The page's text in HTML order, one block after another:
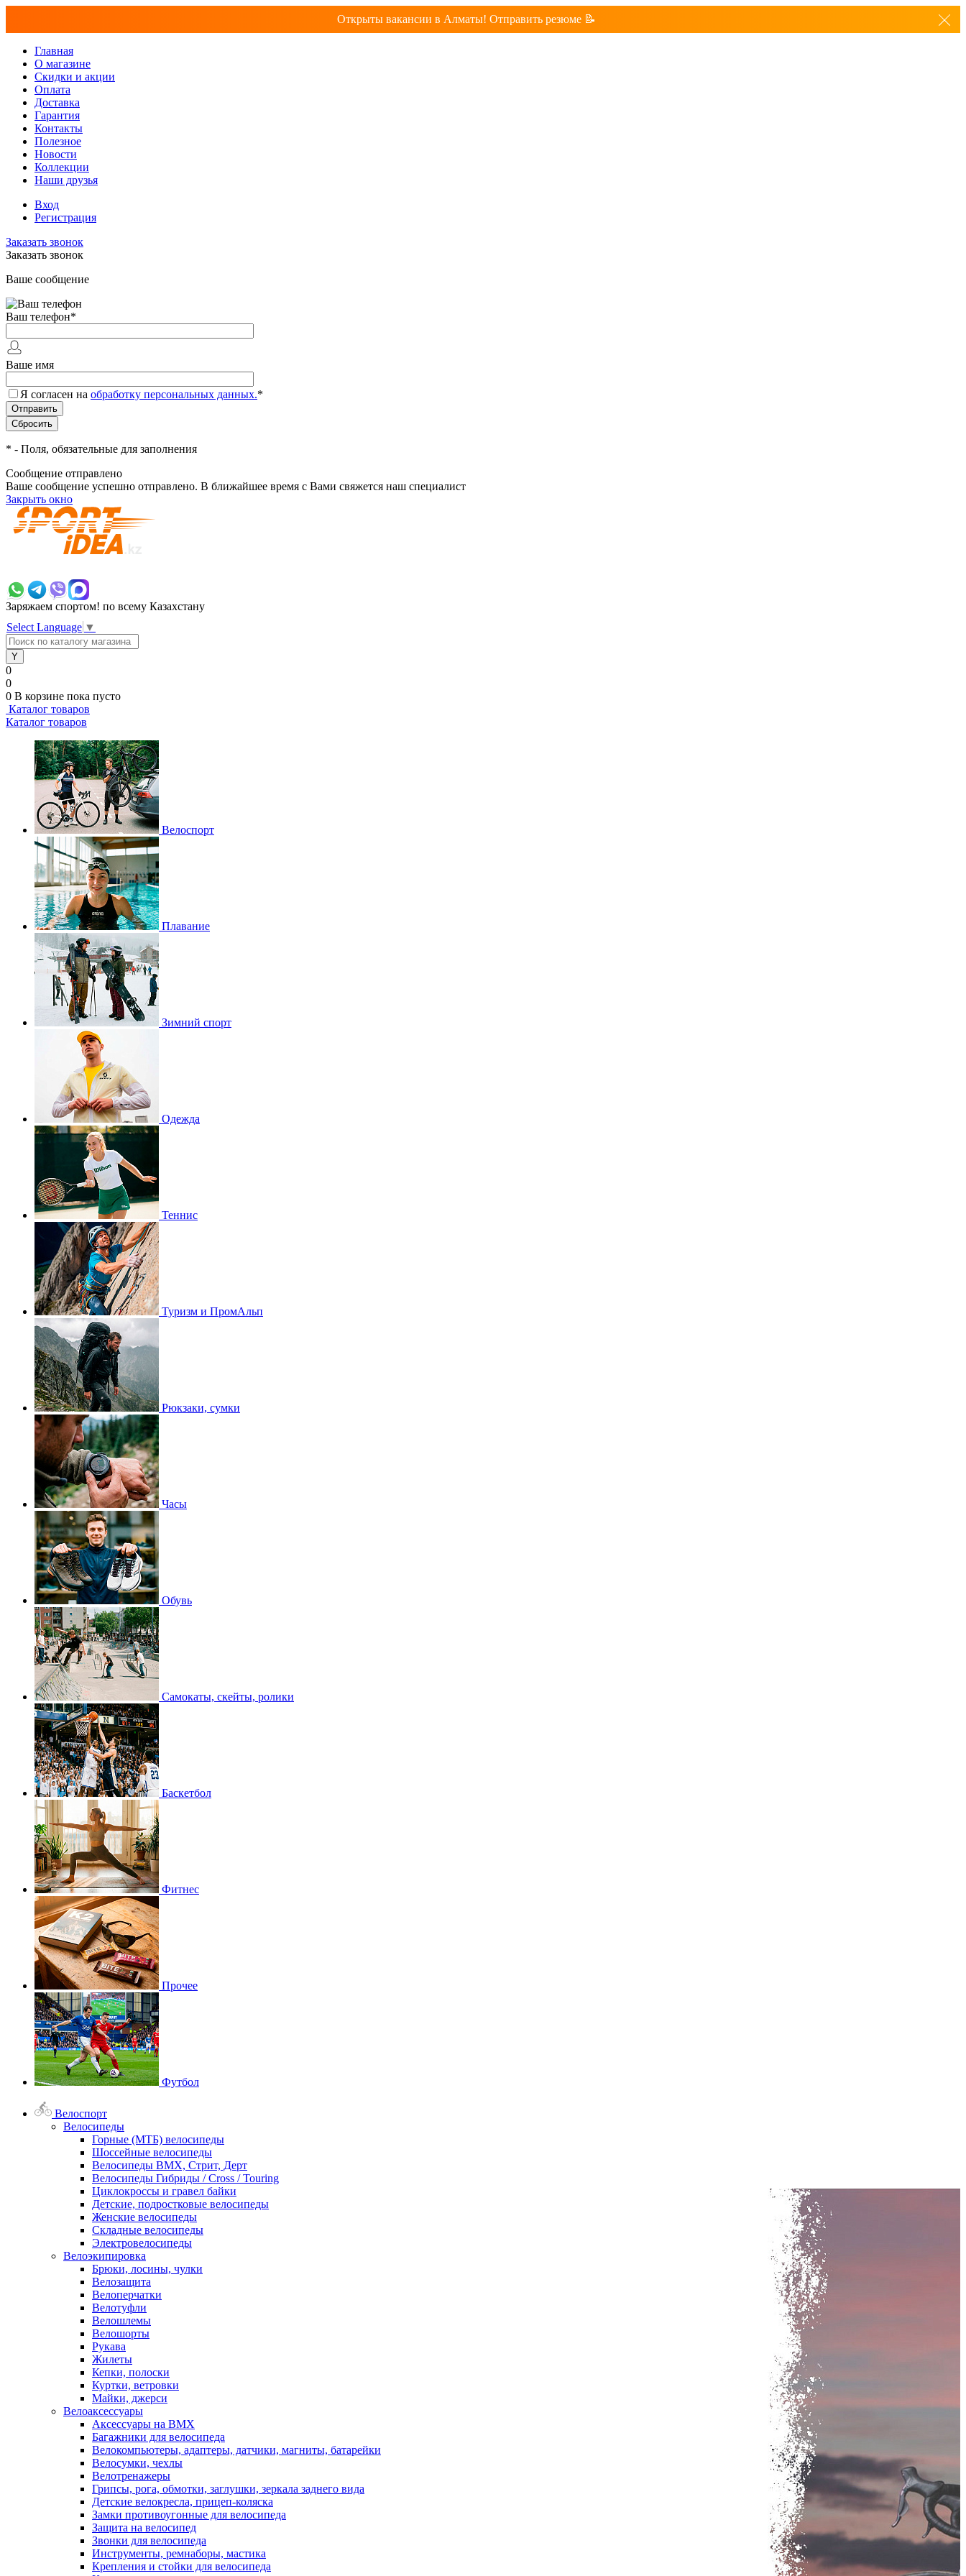
Открыты вакансии в Алматы! Отправить резюме 📝
Главная
О магазине
Скидки и акции
Оплата
Доставка
Гарантия
Контакты
Полезное
Новости
Коллекции
Наши друзья
Вход
Регистрация
Заказать звонок
Заказать звонок
Ваше сообщение
Ваш телефон*
Ваше имя
Я согласен на обработку персональных данных.*
* - Поля, обязательные для заполнения
Сообщение отправлено
Ваше сообщение успешно отправлено. В ближайшее время с Вами свяжется наш специалист
Закрыть окно
Заряжаем спортом! по всему Казахстану
Select Language ▼
0
0
0 В корзине пока пусто
Каталог товаров
Каталог товаров
Велоспорт
Плавание
Зимний спорт
Одежда
Теннис
Туризм и ПромАльп
Рюкзаки, сумки
Часы
Обувь
Самокаты, скейты, ролики
Баскетбол
Фитнес
Прочее
Футбол
Велоспорт
Велосипеды
Горные (МТБ) велосипеды
Шоссейные велосипеды
Велосипеды BMX, Стрит, Дерт
Велосипеды Гибриды / Cross / Touring
Циклокроссы и гравел байки
Детские, подростковые велосипеды
Женские велосипеды
Складные велосипеды
Электровелосипеды
Велоэкипировка
Брюки, лосины, чулки
Велозащита
Велоперчатки
Велотуфли
Велошлемы
Велошорты
Рукава
Жилеты
Кепки, полоски
Куртки, ветровки
Майки, джерси
Велоаксессуары
Аксессуары на BMX
Багажники для велосипеда
Велокомпьютеры, адаптеры, датчики, магниты, батарейки
Велосумки, чехлы
Велотренажеры
Грипсы, рога, обмотки, заглушки, зеркала заднего вида
Детские велокресла, прицеп-коляска
Замки противоугонные для велосипеда
Защита на велосипед
Звонки для велосипеда
Инструменты, ремнаборы, мастика
Крепления и стойки для велосипеда